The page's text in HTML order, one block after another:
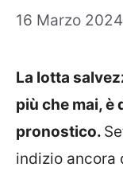
16 Marzo 2024
La lotta
più che mai,
pronostico.
indizio ancora